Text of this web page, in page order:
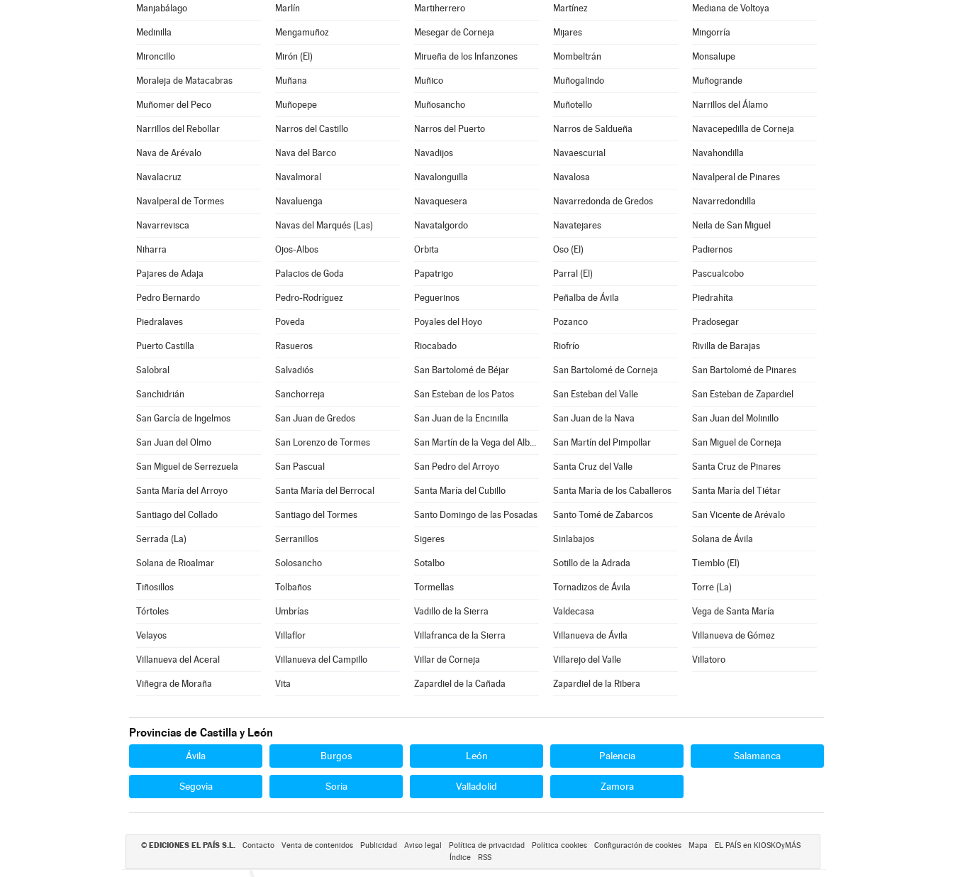
Manjabálago Marlín Martiherrero Martínez Mediana de Voltoya
Medinilla Mengamuñoz Mesegar de Corneja Mijares Mingorría
Mironcillo Mirón (El) Mirueña de los Infanzones Mombeltrán Monsalupe
Moraleja de Matacabras Muñana Muñico Muñogalindo Muñogrande
Muñomer del Peco Muñopepe Muñosancho Muñotello Narrillos del Álamo
Narrillos del Rebollar Narros del Castillo Narros del Puerto Narros de Saldueña Navacepedilla de Corneja
Nava de Arévalo Nava del Barco Navadijos Navaescurial Navahondilla
Navalacruz Navalmoral Navalonguilla Navalosa Navalperal de Pinares
Navalperal de Tormes Navaluenga Navaquesera Navarredonda de Gredos Navarredondilla
Navarrevisca Navas del Marqués (Las) Navatalgordo Navatejares Neila de San Miguel
Niharra Ojos-Albos Orbita Oso (El) Padiernos
Pajares de Adaja Palacios de Goda Papatrigo Parral (El) Pascualcobo
Pedro Bernardo Pedro-Rodríguez Peguerinos Peñalba de Ávila Piedrahíta
Piedralaves Poveda Poyales del Hoyo Pozanco Pradosegar
Puerto Castilla Rasueros Riocabado Riofrío Rivilla de Barajas
Salobral Salvadiós San Bartolomé de Béjar San Bartolomé de Corneja San Bartolomé de Pinares
Sanchidrián Sanchorreja San Esteban de los Patos San Esteban del Valle San Esteban de Zapardiel
San García de Ingelmos San Juan de Gredos San Juan de la Encinilla San Juan de la Nava San Juan del Molinillo
San Juan del Olmo San Lorenzo de Tormes San Martín de la Vega del Alberche San Martín del Pimpollar San Miguel de Corneja
San Miguel de Serrezuela San Pascual San Pedro del Arroyo Santa Cruz del Valle Santa Cruz de Pinares
Santa María del Arroyo Santa María del Berrocal Santa María del Cubillo Santa María de los Caballeros Santa María del Tiétar
Santiago del Collado Santiago del Tormes Santo Domingo de las Posadas Santo Tomé de Zabarcos San Vicente de Arévalo
Serrada (La) Serranillos Sigeres Sinlabajos Solana de Ávila
Solana de Rioalmar Solosancho Sotalbo Sotillo de la Adrada Tiemblo (El)
Tiñosillos Tolbaños Tormellas Tornadizos de Ávila Torre (La)
Tórtoles Umbrías Vadillo de la Sierra Valdecasa Vega de Santa María
Velayos Villaflor Villafranca de la Sierra Villanueva de Ávila Villanueva de Gómez
Villanueva del Aceral Villanueva del Campillo Villar de Corneja Villarejo del Valle Villatoro
Viñegra de Moraña Vita Zapardiel de la Cañada Zapardiel de la Ribera
Provincias de Castilla y León
Ávila Burgos León Palencia Salamanca
Segovia Soria Valladolid Zamora
© EDICIONES EL PAÍS S.L. Contacto Venta de contenidos Publicidad Aviso legal Política de privacidad Política cookies Configuración de cookies Mapa
EL PAÍS en KIOSKOyMÁS
Índice
RSS